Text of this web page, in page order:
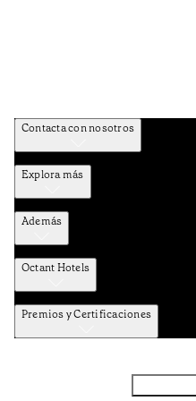
Contacta con nosotros
Explora más
Además
Octant Hotels
Premios y Certificaciones